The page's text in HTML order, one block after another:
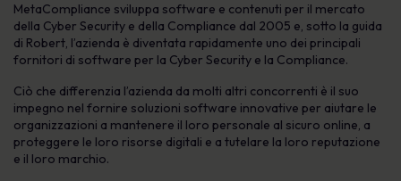
MetaCompliance sviluppa software e contenuti per il mercato
della Cyber Security e della Compliance dal 2005 e, sotto la guida
di Robert, l’azienda è diventata rapidamente uno dei principali
fornitori di software per la Cyber Security e la Compliance.
Ciò che differenzia l’azienda da molti altri concorrenti è il suo
impegno nel fornire soluzioni software innovative per aiutare le
organizzazioni a mantenere il loro personale al sicuro online, a
proteggere le loro risorse digitali e a tutelare la loro reputazione
e il loro marchio.